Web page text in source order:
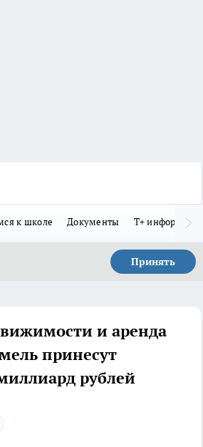
к школе Документы Т+
Принять
и аренда
принесут
рублей